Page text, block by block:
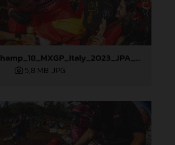
66128_Prado_Champ_18_MXGP_Italy_2023_JPA_22A0769
5,8 MB .JPG